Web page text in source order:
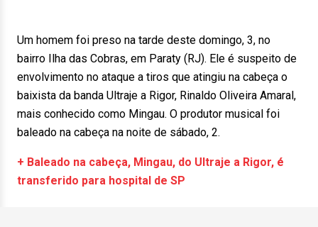
Um homem foi preso na tarde deste domingo, 3, no
bairro Ilha das Cobras, em Paraty (RJ). Ele é suspeito de
envolvimento no ataque a tiros que atingiu na cabeça o
baixista da banda Ultraje a Rigor, Rinaldo Oliveira Amaral,
mais conhecido como Mingau. O produtor musical foi
baleado na cabeça na noite de sábado, 2.
+ Baleado na cabeça, Mingau, do Ultraje a Rigor, é
transferido para hospital de SP